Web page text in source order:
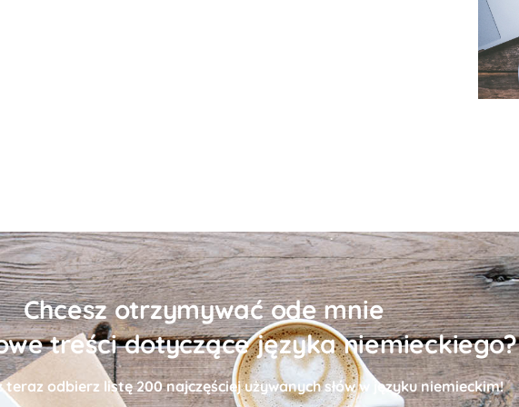
Chcesz otrzymywać ode mnie
treści dotyczące języka niemieckiego?
teraz odbierz listę200 najczęściej używanych słów w języku niemieckim!